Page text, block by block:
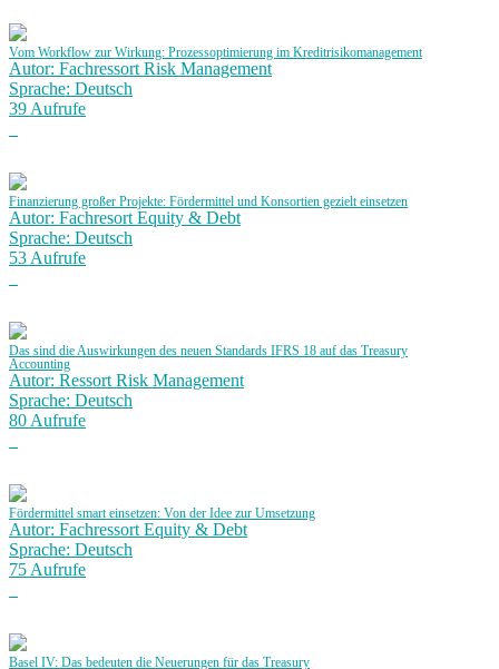
Vom Workflow zur Wirkung: Prozessoptimierung im Kreditrisikomanagement
Autor: Fachressort Risk Management
Sprache: Deutsch
39 Aufrufe
Finanzierung großer Projekte: Fördermittel und Konsortien gezielt einsetzen
Autor: Fachresort Equity & Debt
Sprache: Deutsch
53 Aufrufe
Das sind die Auswirkungen des neuen Standards IFRS 18 auf das Treasury
Accounting
Autor: Ressort Risk Management
Sprache: Deutsch
80 Aufrufe
Fördermittel smart einsetzen: Von der Idee zur Umsetzung
Autor: Fachressort Equity & Debt
Sprache: Deutsch
75 Aufrufe
Basel IV: Das bedeuten die Neuerungen für das Treasury